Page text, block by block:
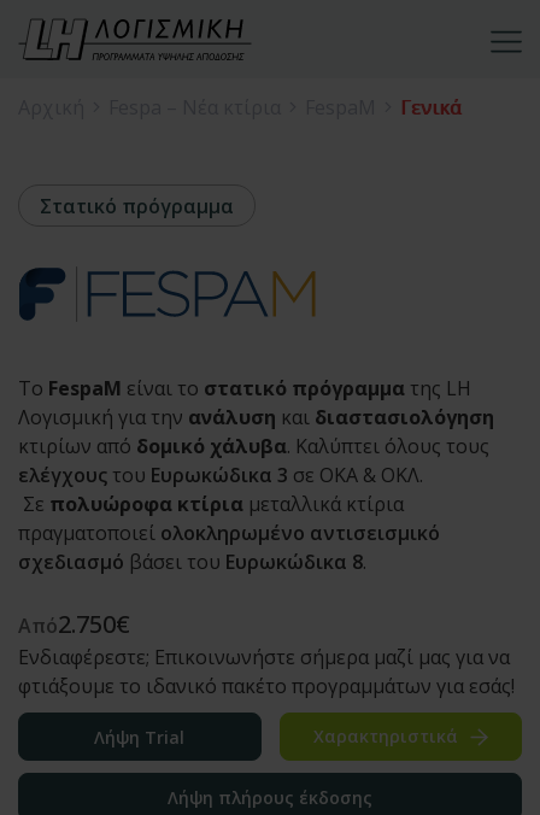
Γενικά
Στατικό πρόγραμμα
Το FespaM είναι το στατικό πρόγραμμα της LH
Λογισμική για την ανάλυση και διαστασιολόγηση
κτιρίων από δομικό χάλυβα. Καλύπτει όλους τους
ελέγχους του Ευρωκώδικα 3 σε ΟΚΑ & ΟΚΛ.
Σε πολυώροφα κτίρια μεταλλικά κτίρια
πραγματοποιεί ολοκληρωμένο αντισεισμικό
σχεδιασμό βάσει του Ευρωκώδικα 8.
Από2.750€
Ενδιαφέρεστε; Επικοινωνήστε σήμερα μαζί μας για να
φτιάξουμε το ιδανικό πακέτο προγραμμάτων για εσάς!
Λήψη Trial Χαρακτηριστικά
Λήψη πλήρους έκδοσης